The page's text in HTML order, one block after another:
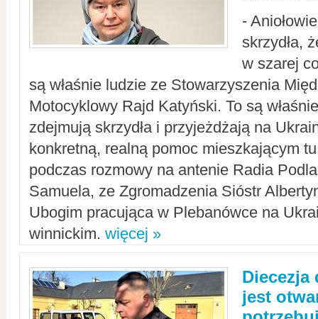
-
skrzydła,
w szarej
są właśnie ludzie ze Stowarzyszenia
Motocyklowy Rajd Katyński. To są
zdejmują skrzydła i przyjeżdżają na
konkretną, realną pomoc mieszkającym
podczas rozmowy na antenie Radia
Samuela, ze Zgromadzenia Sióstr
Ubogim pracująca w Plebanówce na
winnickim. więcej »
Diecezja
jest